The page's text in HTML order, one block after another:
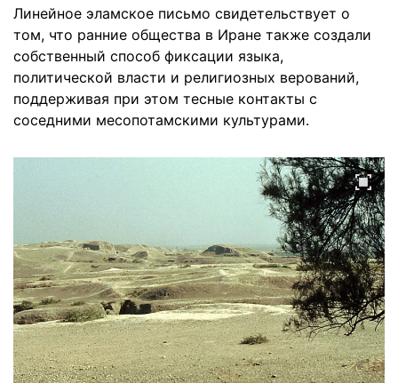
Линейное эламское письмо свидетельствует о
том, что ранние общества в Иране также создали
собственный способ фиксации языка,
политической власти и религиозных верований,
поддерживая при этом тесные контакты с
соседними месопотамскими культурами.